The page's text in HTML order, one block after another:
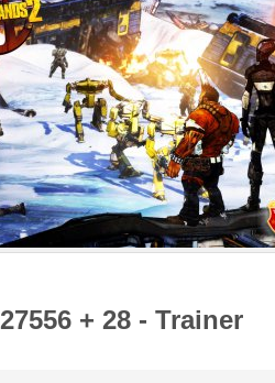
+ 28 - Trainer